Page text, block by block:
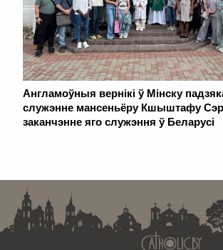
Англамоўныя вернікі ў Мінску
служэнне мансеньёру Кшыштафу
заканчэнне яго служэння ў Беларусі